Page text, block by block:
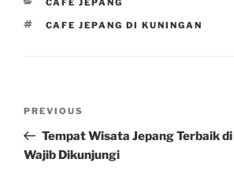
TAGS
CAFE JEPANG DI KUNINGAN
Previous
Post
PREVIOUS
Tempat Wisata Jepang Terbaik
Wajib Dikunjungi